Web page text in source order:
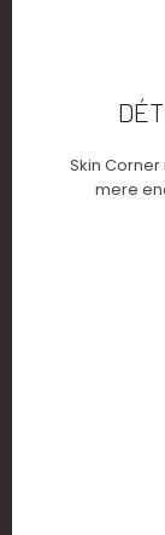
​Skin
mere